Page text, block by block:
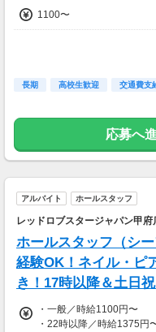
1100〜
長期 高校生歓迎 交通費支
応募へ
アルバイト ホールスタッフ
レッドロブスタージャパン甲府
ホールスタッフ（シ
経験OK！ネイル・ピ
き！17時以降＆土日
・一般／時給1100円〜
・22時以降／時給1375円